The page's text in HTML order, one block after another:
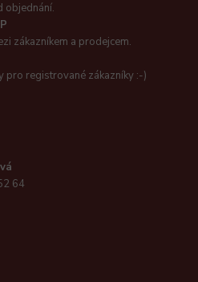
objednání.
zákazníkem a prodejcem.
pro registrované zákazníky :-)
64